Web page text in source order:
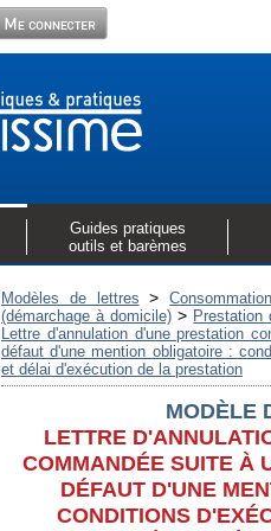
Guides pratiques
outils et barèmes
Modèles de lettres >
(démarchage à domicile) > Prestation
Lettre d'annulation d'une prestation
défaut d'une mention obligatoire :
et délai d'exécution de la prestation
MODÈLE
LETTRE
COMMANDÉE SUITE À
DÉFAUT D'UNE
CONDITIONS